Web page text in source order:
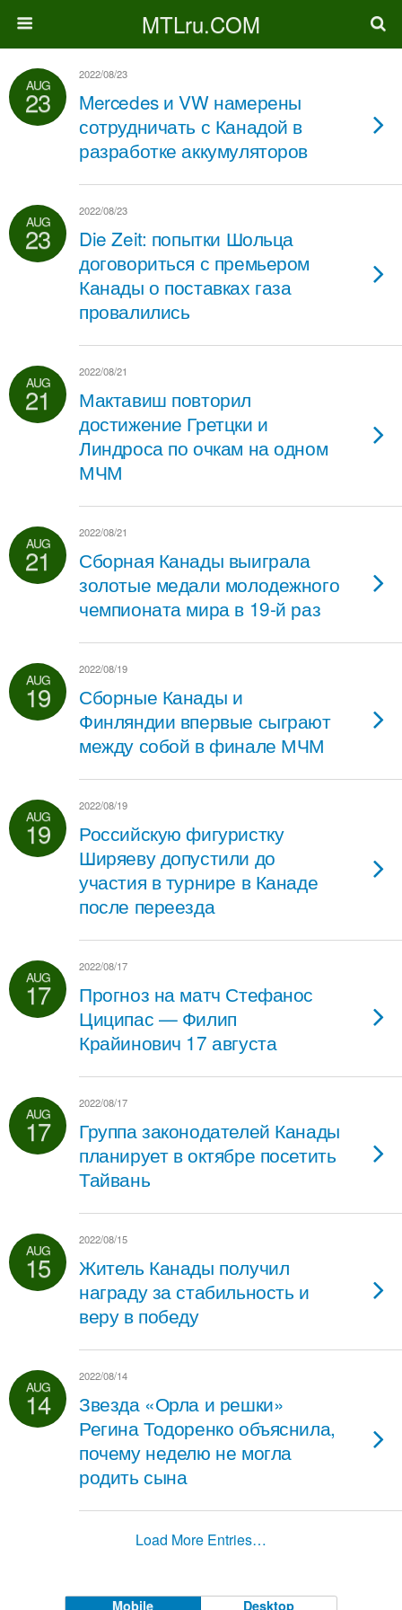
MTLru.COM
AUG
23
2022/08/23
Mercedes и VW намерены
сотрудничать с Канадой в
разработке аккумуляторов
AUG
23
2022/08/23
Die Zeit: попытки Шольца
договориться с премьером
Канады о поставках газа
провалились
AUG
21
2022/08/21
Мактавиш повторил
достижение Гретцки и
Линдроса по очкам на одном
МЧМ
AUG
21
2022/08/21
Сборная Канады выиграла
золотые медали молодежного
чемпионата мира в 19-й раз
AUG
19
2022/08/19
Сборные Канады и
Финляндии впервые сыграют
между собой в финале МЧМ
AUG
19
2022/08/19
Российскую фигуристку
Ширяеву допустили до
участия в турнире в Канаде
после переезда
AUG
17
2022/08/17
Прогноз на матч Стефанос
Циципас — Филип
Крайинович 17 августа
AUG
17
2022/08/17
Группа законодателей Канады
планирует в октябре посетить
Тайвань
AUG
15
2022/08/15
Житель Канады получил
награду за стабильность и
веру в победу
AUG
14
2022/08/14
Звезда «Орла и решки»
Регина Тодоренко объяснила,
почему неделю не могла
родить сына
Load More Entries…
Mobile Desktop